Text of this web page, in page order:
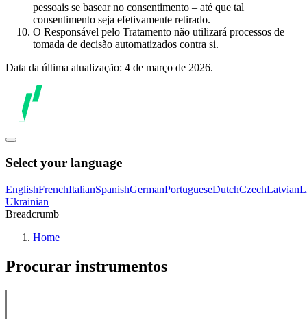
pessoais se basear no consentimento – até que tal
consentimento seja efetivamente retirado.
O Responsável pelo Tratamento não utilizará processos de
tomada de decisão automatizados contra si.
Data da última atualização: 4 de março de 2026.
Select your language
EnglishFrenchItalianSpanishGermanPortugueseDutchCzechLatvian
Ukrainian
Breadcrumb
Home
Procurar instrumentos